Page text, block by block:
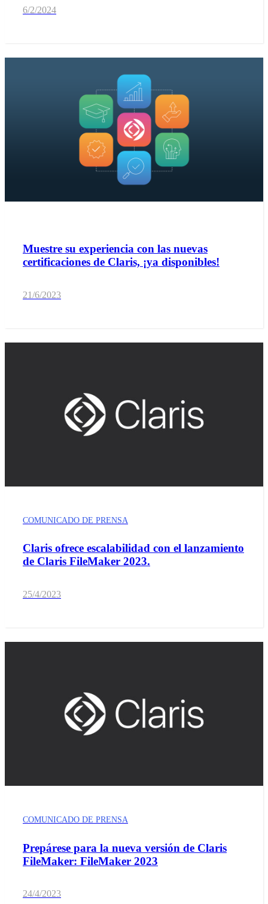
6/2/2024
Muestre su experiencia con las nuevas
certificaciones de Claris, ¡ya disponibles!
21/6/2023
COMUNICADO DE PRENSA
Claris ofrece escalabilidad con el lanzamiento
de Claris FileMaker 2023.
25/4/2023
COMUNICADO DE PRENSA
Prepárese para la nueva versión de Claris
FileMaker: FileMaker 2023
24/4/2023